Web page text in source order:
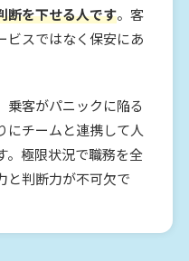
断を下せる人です。客
ビスではなく保安にあ
乗客がパニックに陥る
にチームと連携して人
。極限状況で職務を全
と判断力が不可欠で